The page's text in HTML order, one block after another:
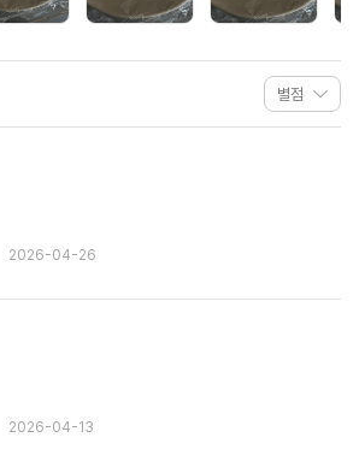
2026-04-26
2026-04-13